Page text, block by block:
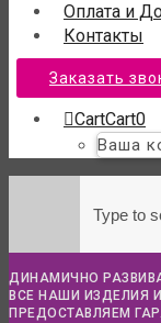
Оплата и
Контакты
Заказать
CartCart0
Ваша
ДИНАМИЧНО
ВСЕ НАШИ ИЗДЕЛИЯ
ПРЕДОСТАВЛЯЕМ